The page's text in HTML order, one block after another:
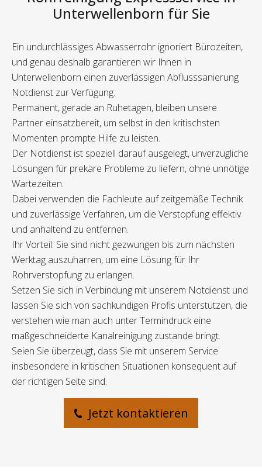
Unterwellenborn für Sie
Ein undurchlässiges Abwasserrohr ignoriert Bürozeiten,
und genau deshalb garantieren wir Ihnen in
Unterwellenborn einen zuverlässigen Abflusssanierung
Notdienst zur Verfügung.
Permanent, gerade an Ruhetagen, bleiben unsere
Partner einsatzbereit, um selbst in den kritischsten
Momenten prompte Hilfe zu leisten.
Der Notdienst ist speziell darauf ausgelegt, unverzügliche
Lösungen für prekäre Probleme zu liefern, ohne unnötige
Wartezeiten.
Dabei verwenden die Fachleute auf zeitgemäße Technik
und zuverlässige Verfahren, um die Verstopfung effektiv
und anhaltend zu entfernen.
Ihr Vorteil: Sie sind nicht gezwungen bis zum nächsten
Werktag auszuharren, um eine Lösung für Ihr
Rohrverstopfung zu erlangen.
Setzen Sie sich in Verbindung mit unserem Notdienst und
lassen Sie sich von sachkundigen Profis unterstützen, die
verstehen wie man auch unter Termindruck eine
maßgeschneiderte Kanalreinigung zustande bringt.
Seien Sie überzeugt, dass Sie mit unserem Service
insbesondere in kritischen Situationen konsequent auf
der richtigen Seite sind.
Jetzt kontaktieren